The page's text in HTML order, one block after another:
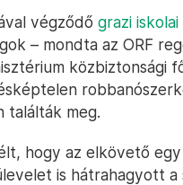
végződő grazi
– mondta az ORF
közbiztonsági
találták meg.
hogy az elkövető
is hátrahagyott